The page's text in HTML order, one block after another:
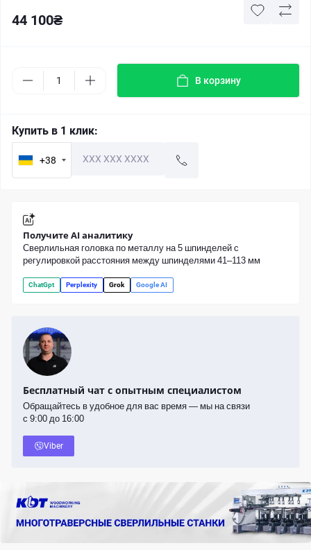
44 100₴
В корзину
Купить в 1 клик:
+38
Получите AI аналитику
Cверлильная головка по металлу на 5 шпинделей с
регулировкой расстояния между шпинделями 41–113 мм
ChatGpt Perplexity Grok Google AI
Бесплатный чат с опытным специалистом
Обращайтесь в удобное для вас время — мы на связи
с 9:00 до 16:00
Viber